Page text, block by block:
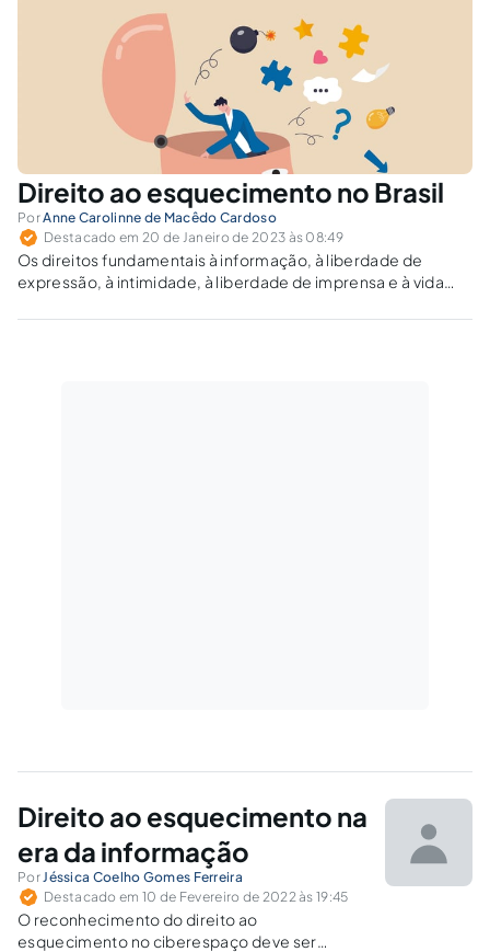
Direito ao esquecimento no Brasil
PorAnne Carolinne de Macêdo Cardoso
Destacado em 20 de Janeiro de 2023 às 08:49
Os direitos fundamentais à informação, à liberdade de
expressão, à intimidade, à liberdade de imprensa e à vida
Direito ao esquecimento na
era da informação
Por Jéssica Coelho Gomes Ferreira
Destacado em 10 de Fevereiro de 2022 às 19:45
O reconhecimento do direito ao
esquecimento no ciberespaço deve ser